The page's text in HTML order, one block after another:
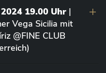
19.00 Uhr |
Vega Sicilia mit
@FINE CLUB